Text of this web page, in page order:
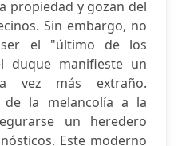
propiedad y gozan del
Sin embargo, no
ser el "último de los
duque manifieste un
vez más extraño.
la melancolía a la
un heredero
Este moderno